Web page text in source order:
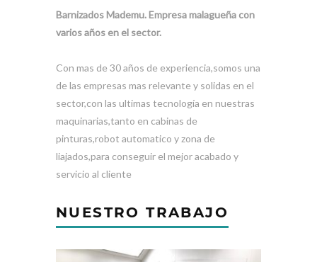
Barnizados Mademu. Empresa malagueña con
varios años en el sector.
Con mas de 30 años de experiencia,somos una
de las empresas mas relevante y solidas en el
sector,con las ultimas tecnología en nuestras
maquinarias,tanto en cabinas de
pinturas,robot automatico y zona de
liajados,para conseguir el mejor acabado y
servicio al cliente
NUESTRO TRABAJO